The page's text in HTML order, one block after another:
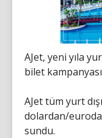
AJet, yeni yıla
bilet
AJet tüm yurt
dolardan/
sundu.